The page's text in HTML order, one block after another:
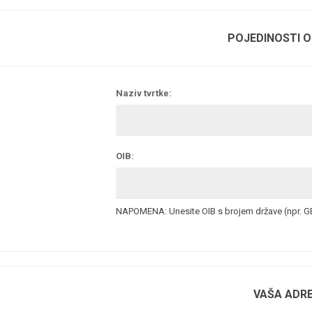
POJEDINOSTI
Naziv tvrtke:
OIB:
NAPOMENA: Unesite OIB s brojem države (npr.
VAŠA